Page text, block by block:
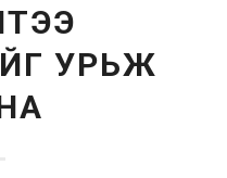
УРЬЖ